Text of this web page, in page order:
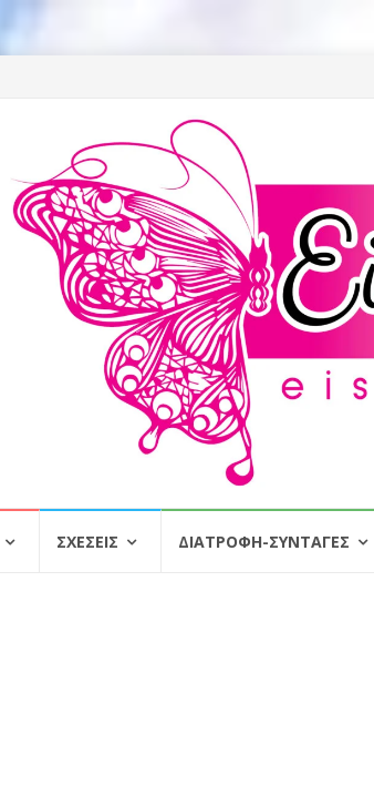
ΣΧΕΣΕΙΣ ΔΙΑΤΡΟΦΗ-ΣΥΝΤΑΓΕΣ